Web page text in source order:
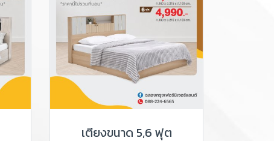
เตียงขนาด 5,6 ฟุต